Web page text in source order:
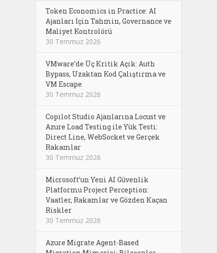
Token Economics in Practice: AI
Ajanları İçin Tahmin, Governance ve
Maliyet Kontrolörü
30 Temmuz 2026
VMware’de Üç Kritik Açık: Auth
Bypass, Uzaktan Kod Çalıştırma ve
VM Escape
30 Temmuz 2026
Copilot Studio Ajanlarına Locust ve
Azure Load Testing ile Yük Testi:
Direct Line, WebSocket ve Gerçek
Rakamlar
30 Temmuz 2026
Microsoft’un Yeni AI Güvenlik
Platformu Project Perception:
Vaatler, Rakamlar ve Gözden Kaçan
Riskler
30 Temmuz 2026
Azure Migrate Agent-Based